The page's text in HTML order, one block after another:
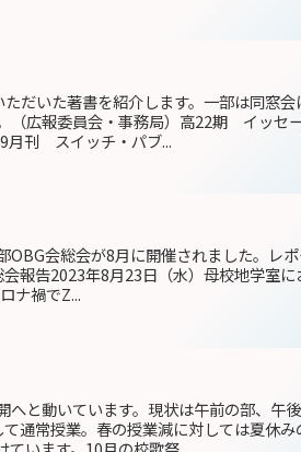
だいた著書を紹介します。一部は同窓会
（広報委員会・事務局）高22期 イッセ
月刊 スイッチ・パブ...
OBG会総会が8月に開催されました。レ
報告2023年8月23日（水）母校地学室に
ナ禍でZ...
と動いています。現状は午前の部、午
通常授業。春の授業減に対しては夏休み